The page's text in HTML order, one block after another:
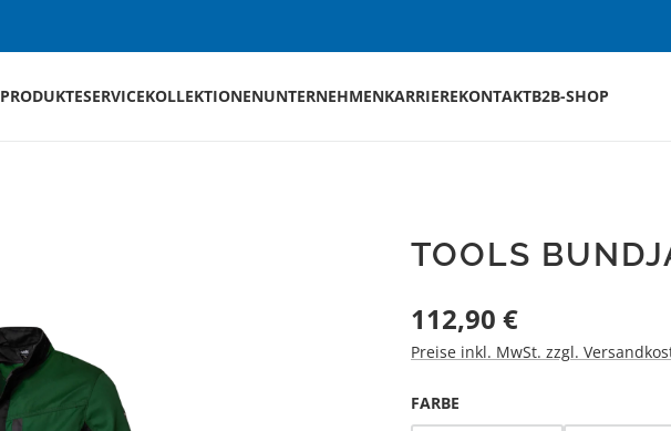
PRODUKTESERVICEKOLLEKTIONENUNTERNEHMENKARRIEREKONTAKTB2B-SHOP
TOOLS
Regulärer Preis:
112,90 €
Preise inkl. MwSt. zzgl.
FARBEAUSWÄHLEN